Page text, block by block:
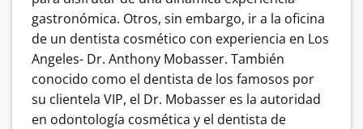
gastronómica. Otros, sin embargo, ir a la oficina
de un dentista cosmético con experiencia en Los
Angeles- Dr. Anthony Mobasser. También
conocido como el dentista de los famosos por
su clientela VIP, el Dr. Mobasser es la autoridad
en odontología cosmética y el dentista de